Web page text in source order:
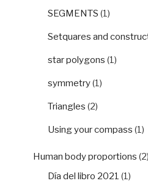
SEGMENTS (1)
Setquares and
star polygons (1)
symmetry(1)
Triangles (2)
Using your compass (1)
Human body proportions (2)
Día del libro 2021 (1)